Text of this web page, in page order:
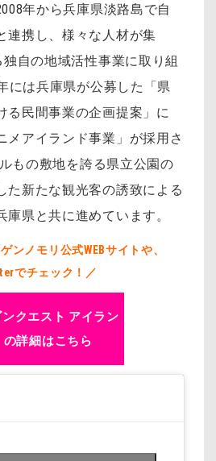
年から兵庫県淡路島で自
連携し、様々な人材が集
独自の地域活性事業に取り組
には兵庫県が公募した「県
る民間事業の企画提案」に
メアイランド事業」が採用さ
もの敷地を誇る県立公園の
た新たな観光客の誘致による
県と共に進めています。
ンノモリ公式WEBサイトや、
でチェック！／
ンクエスト アイラン
の詳細はこちら